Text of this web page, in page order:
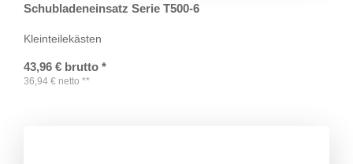
Schubladeneinsatz Serie T500-6
Kleinteilekästen
43,96 € brutto *
36,94 € netto **